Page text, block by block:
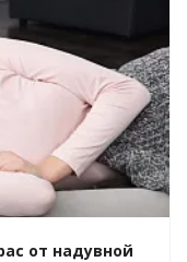
от надувной